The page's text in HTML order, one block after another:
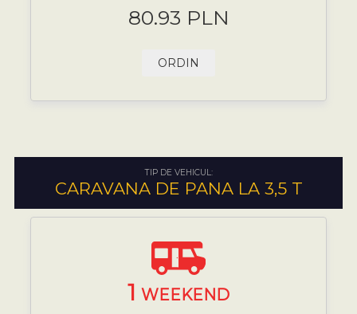
80.93 PLN
ORDIN
TIP DE VEHICUL:
CARAVANA DE PANA LA 3,5 T
1 WEEKEND